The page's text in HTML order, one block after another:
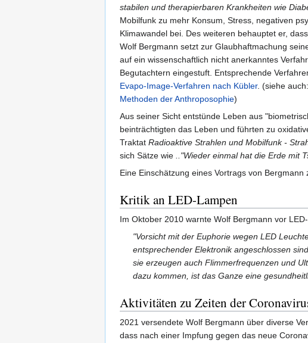
stabilen und therapierbaren Krankheiten wie
Mobilfunk zu mehr Konsum, Stress, negativen
Klimawandel bei. Des weiteren behauptet er,
Wolf Bergmann setzt zur Glaubhaftmachung
auf ein wissenschaftlich nicht anerkanntes
Begutachtern eingestuft. Entsprechende
Evapo-Image-Verfahren nach Kübler. (siehe auch:
Methoden der Anthroposophie)
Aus seiner Sicht entstünde Leben aus
beinträchtigten das Leben und führten zu
Traktat Radioaktive Strahlen und Mobilfunk -
sich Sätze wie .."Wieder einmal hat die Erde mit
Eine Einschätzung eines Vortrags von
Kritik an LED-Lampen
Im Oktober 2010 warnte Wolf Bergmann vor
"Vorsicht mit der Euphorie wegen LED
entsprechender Elektronik angeschlossen
sie erzeugen auch Flimmerfrequenzen und
dazu kommen, ist das Ganze eine
Aktivitäten zu Zeiten der
2021 versendete Wolf Bergmann über diverse
dass nach einer Impfung gegen das neue